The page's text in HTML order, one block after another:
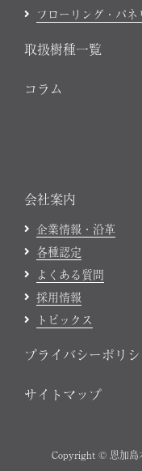
フローリング・パネ
取扱樹種一覧
コラム
会社案内
企業情報・沿革
各種認定
よくある質問
採用情報
トピックス
プライバシーポリ
サイトマップ
Copyright © 恩加島